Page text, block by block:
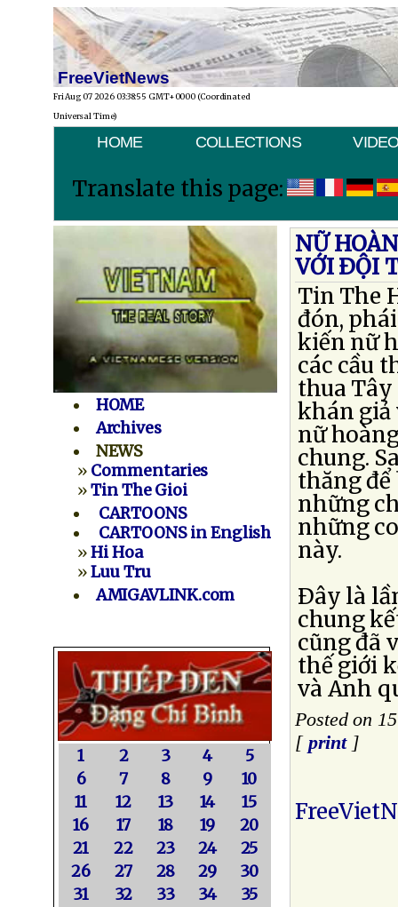
FreeVietNews
Fri Aug 07 2026 03:38:55 GMT+0000 (Coordinated
Universal Time)
HOME COLLECTIONS
Translate this page:
HOME
Archives
NEWS
» Commentaries
»Tin The Gioi
CARTOONS
CARTOONS in English
»Hi Hoa
»Luu Tru
AMIGAVLINK.com
1 2 3 4
5
6
7 8 9
10
11
12 13 14
15
16
17 18 19
20
21
22 23 24
25
26
27 28 29
30
31
32 33 34
35
NỮ
VỚI ÐỘI
Tin The
đón,
kiến nữ
các cầu
thua
khán giả
nữ
chung.
thăng để
những
những
này.
Ðây là
chung
cũng đã
thế giới
và Anh
Posted on
[ print]